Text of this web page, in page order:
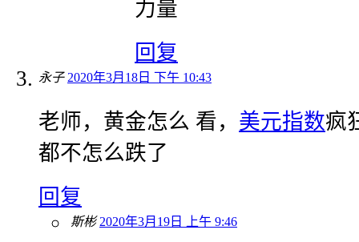
力量
回复
永子 2020年3月18日 下午 10:43
老师，黄金怎么 看， 美元指数疯
都不怎么跌了
回复
斯彬 2020年3月19日 上午 9:46